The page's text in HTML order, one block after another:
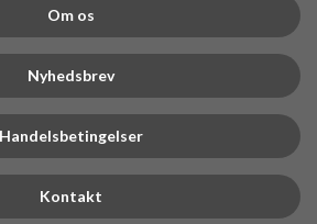
Om os
Nyhedsbrev
Handelsbetingelser
Kontakt